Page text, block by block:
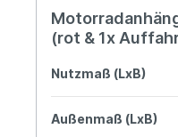
(rot & 1x
Nutzmaß (LxB)
Außenmaß (LxB)